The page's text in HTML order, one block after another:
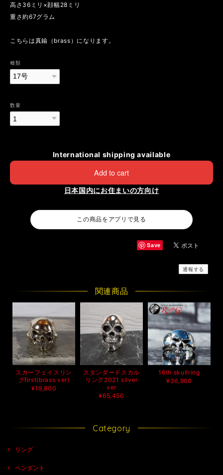
高さ36ミリ×顔幅28ミリ
重さ約67グラム
こちらは真鍮（brass）になります。
種類
数量
International shipping available
Add to cart
日本国内にお住まいの方向け
この商品をアプリで見る
Save
通報する
関連商品
スカーフェイスリン
グfirst(brass ver)
¥19,800
スタンダードスカル
リング2021 silver
ver
¥65,450
16th skullring
¥36,960
Category
リング
ペンダント